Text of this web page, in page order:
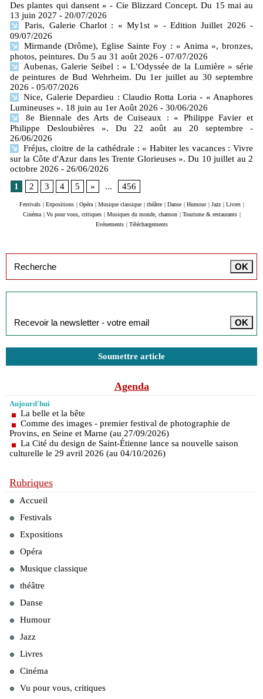
Des plantes qui dansent » - Cie Blizzard Concept. Du 15 mai au
13 juin 2027 - 20/07/2026
Paris, Galerie Charlot : « My1st » - Edition Juillet 2026 -
09/07/2026
Mirmande (Drôme), Eglise Sainte Foy : « Anima », bronzes,
photos, peintures. Du 5 au 31 août 2026 - 07/07/2026
Aubenas, Galerie Seibel : « L’Odyssée de la Lumière » série
de peintures de Bud Wehrheim. Du 1er juillet au 30 septembre
2026 - 05/07/2026
Nice, Galerie Depardieu : Claudio Rotta Loria - « Anaphores
Lumineuses ». 18 juin au 1er Août 2026 - 30/06/2026
8e Biennale des Arts de Cuiseaux : « Philippe Favier et
Philippe Desloubières ». Du 22 août au 20 septembre
-
26/06/2026
Fréjus, cloitre de la cathédrale : « Habiter les vacances : Vivre
sur la Côte d'Azur dans les Trente Glorieuses ». Du 10 juillet au 2
octobre 2026 - 26/06/2026
1
2 3 4 5 » ... 456
Festivals Expositions Opéra Musique classique théâtre Danse Humour Jazz Livres
Cinéma
Vu pour vous, critiques Musiques du monde, chanson Tourisme & restaurants
Evénements
Téléchargements
Soumettre article
Agenda
Aujourd'hui
La belle et la bête
Comme des images - premier festival de photographie de
Provins, en Seine et Marne (au 27/09/2026)
La Cité du design de Saint-Étienne lance sa nouvelle saison
culturelle le 29 avril 2026 (au 04/10/2026)
Rubriques
Accueil
Festivals
Expositions
Opéra
Musique classique
théâtre
Danse
Humour
Jazz
Livres
Cinéma
Vu pour vous, critiques